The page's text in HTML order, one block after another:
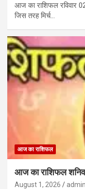
आज का राशिफल रविवार
जिस तरह मिर्च…
आज का राशिफल
आज का राशिफल
August 1, 2026